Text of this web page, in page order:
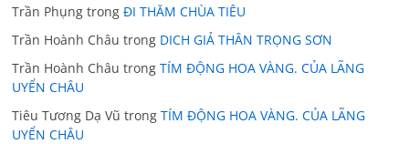
Trần Phụng trongĐI THĂM CHÙA TIÊU
Trần Hoành Châu trong DICH GIẢ THÂN TRỌNG SƠN
Trần Hoành Châu trongTÍM ĐỘNG HOA VÀNG. CỦA LÃNG
UYỂN CHÂU
Tiêu Tương Dạ Vũ trongTÍM ĐỘNG HOA VÀNG. CỦA LÃNG
UYỂN CHÂU